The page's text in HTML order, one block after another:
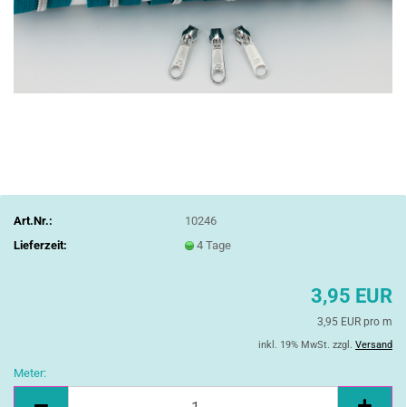
Art.Nr.:
10246
Lieferzeit:
4 Tage
3,95 EUR
3,95 EUR pro m
inkl. 19% MwSt. zzgl. Versand
Meter: